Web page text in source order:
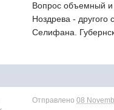
Вопрос объемный и
Ноздрева - другого
Селифана.
Отправлено08